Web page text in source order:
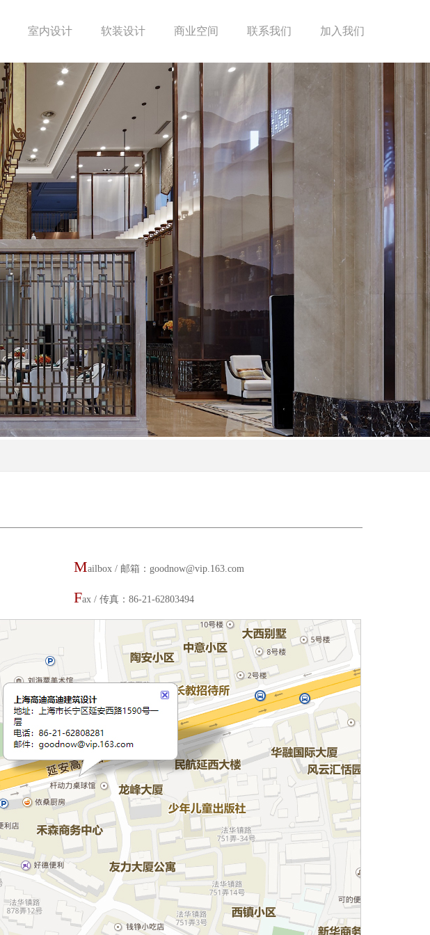
室内设计 软装设计 商业空间 联系我们 加入我们
Mailbox / 邮箱：goodnow@vip.163.com
Fax / 传真：86-21-62803494